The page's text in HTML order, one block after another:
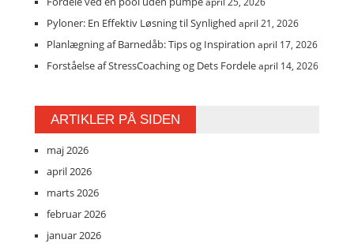
Pyloner: En Effektiv Løsning til Synlighed april 21, 2026
Planlægning af Barnedåb: Tips og Inspiration april 17, 2026
Forståelse af StressCoaching og Dets Fordeleapril 14, 2026
ARTIKLER PÅ SIDEN
maj 2026
april 2026
marts 2026
februar 2026
januar 2026